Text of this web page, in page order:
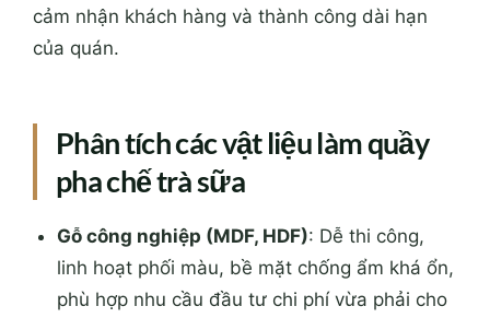
cảm nhận khách hàng và thành công dài hạn
của quán.
Phân tích các vật liệu làm quầy
pha chế trà sữa
Gỗ công nghiệp (MDF, HDF): Dễ thi công,
linh hoạt phối màu, bề mặt chống ẩm khá ổn,
phù hợp nhu cầu đầu tư chi phí vừa phải cho